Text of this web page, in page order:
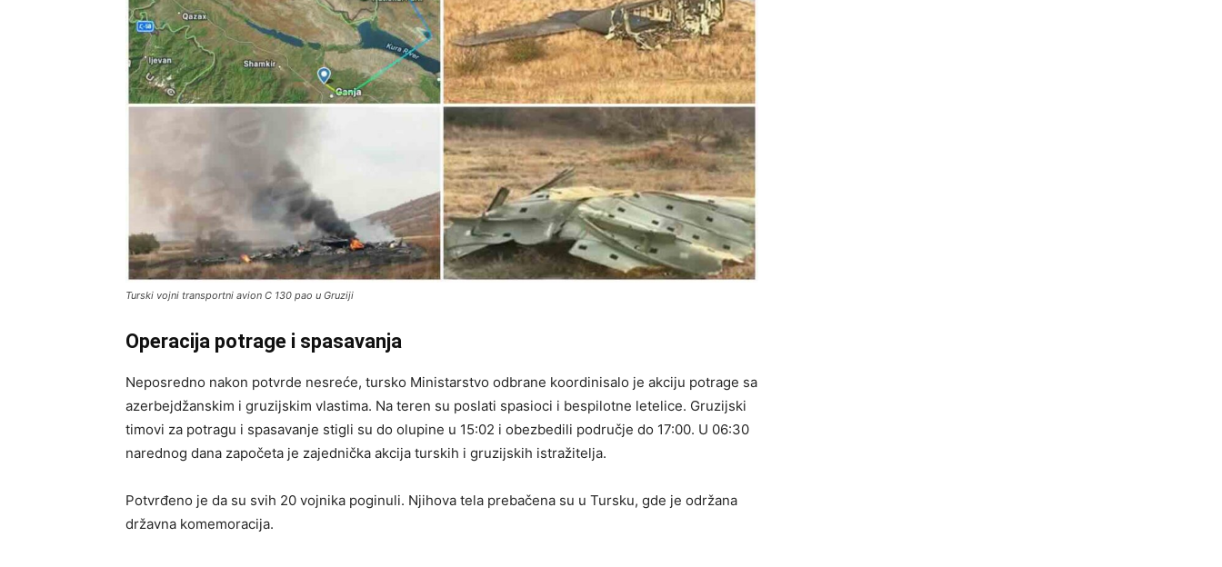
Turski vojni transportni avion C 130 pao u Gruziji
Operacija potrage i spasavanja
Neposredno nakon potvrde nesreće, tursko Ministarstvo odbrane koordinisalo je akciju potrage sa
azerbejdžanskim i gruzijskim vlastima. Na teren su poslati spasioci i bespilotne letelice. Gruzijski
timovi za potragu i spasavanje stigli su do olupine u 15:02 i obezbedili područje do 17:00. U 06:30
narednog dana započeta je zajednička akcija turskih i gruzijskih istražitelja.
Potvrđeno je da su svih 20 vojnika poginuli. Njihova tela prebačena su u Tursku, gde je održana
državna komemoracija.